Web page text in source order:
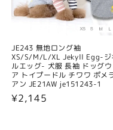
JE243 無地ロング袖
XS/S/M/L/XL Jekyll Egg-ジ
ルエッグ- 犬服 長袖 ドッグウ
ア トイプードル チワワ ポメ
アン JE21AW je151243-1
通
¥2,145